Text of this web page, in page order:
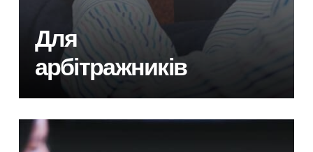
Для
арбітражників